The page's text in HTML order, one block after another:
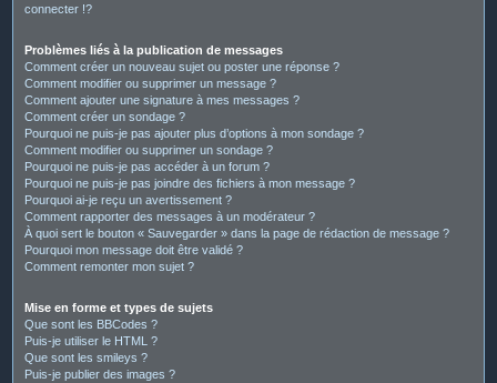
connecter !?
Problèmes liés à la publication de messages
Comment créer un nouveau sujet ou poster une réponse ?
Comment modifier ou supprimer un message ?
Comment ajouter une signature à mes messages ?
Comment créer un sondage ?
Pourquoi ne puis-je pas ajouter plus d’options à mon sondage ?
Comment modifier ou supprimer un sondage ?
Pourquoi ne puis-je pas accéder à un forum ?
Pourquoi ne puis-je pas joindre des fichiers à mon message ?
Pourquoi ai-je reçu un avertissement ?
Comment rapporter des messages à un modérateur ?
À quoi sert le bouton « Sauvegarder » dans la page de rédaction de message ?
Pourquoi mon message doit être validé ?
Comment remonter mon sujet ?
Mise en forme et types de sujets
Que sont les BBCodes ?
Puis-je utiliser le HTML ?
Que sont les smileys ?
Puis-je publier des images ?